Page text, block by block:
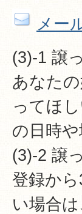
メー
(3)-1 譲
あなた
ってほ
の日時
(3)-2 譲
登録か
い場合